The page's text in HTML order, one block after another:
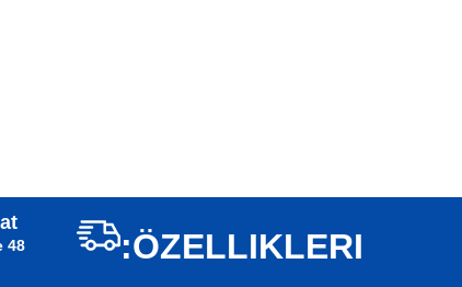
ÖZELLIKLERI: